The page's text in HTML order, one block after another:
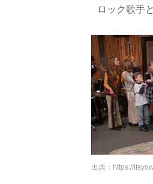
ロック歌手
出典： https://